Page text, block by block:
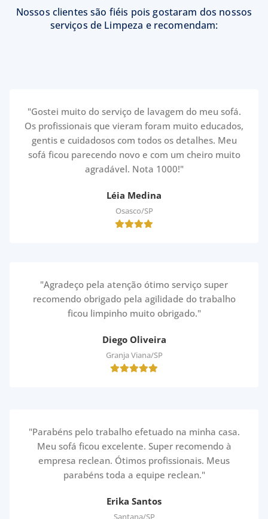
Nossos clientes são fiéis pois gostaram dos nossos
serviços de Limpeza e recomendam:
"Gostei muito do serviço de lavagem do meu sofá.
Os profissionais que vieram foram muito educados,
gentis e cuidadosos com todos os detalhes. Meu
sofá ficou parecendo novo e com um cheiro muito
agradável. Nota 1000!"
Léia Medina
Osasco/SP
"Agradeço pela atenção ótimo serviço super
recomendo obrigado pela agilidade do trabalho
ficou limpinho muito obrigado."
Diego Oliveira
Granja Viana/SP
"Parabéns pelo trabalho efetuado na minha casa.
Meu sofá ficou excelente. Super recomendo à
empresa reclean. Ótimos profissionais. Meus
parabéns toda a equipe reclean."
Erika Santos
Santana/SP